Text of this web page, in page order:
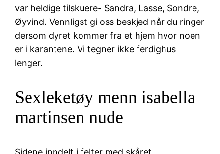
var heldige tilskuere- Sandra, Lasse, Sondre,
Øyvind. Vennligst gi oss beskjed når du ringer
dersom dyret kommer fra et hjem hvor noen
er i karantene. Vi tegner ikke ferdighus
lenger.
Sexleketøy menn isabella
martinsen nude
Sidene inndelt i felter med skåret,